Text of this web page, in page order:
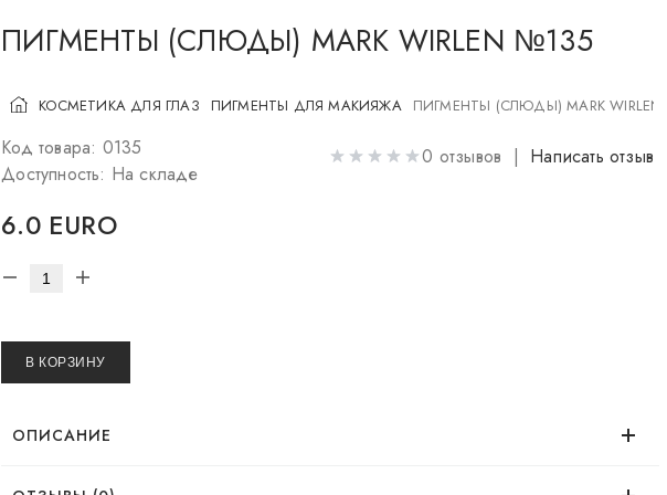
ПИГМЕНТЫ (СЛЮДЫ) MARK WIRLEN №135
КОСМЕТИКА ДЛЯ ГЛАЗ ПИГМЕНТЫ ДЛЯ МАКИЯЖА ПИГМЕНТЫ (СЛЮДЫ) MARK
Код товара: 0135
Доступность: На складе
0 отзывов | Написать отзыв
6.0 EURO
В КОРЗИНУ
ОПИСАНИЕ